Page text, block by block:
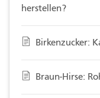
herstellen?
Birkenzucker:
Braun-Hirse: